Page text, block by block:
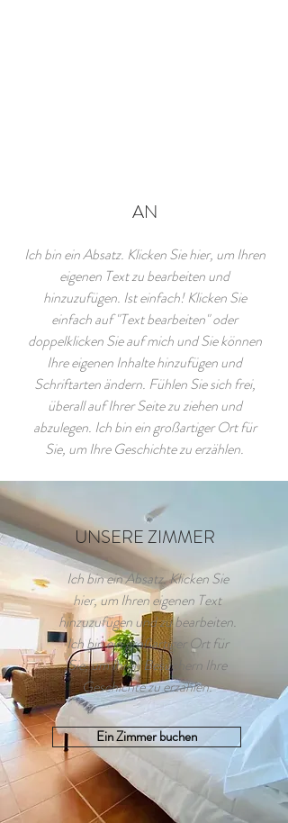
AN
Ich bin ein Absatz. Klicken Sie hier, um Ihren
eigenen Text zu bearbeiten und
hinzuzufügen. Ist einfach! Klicken Sie
einfach auf "Text bearbeiten" oder
doppelklicken Sie auf mich und Sie können
Ihre eigenen Inhalte hinzufügen und
Schriftarten ändern. Fühlen Sie sich frei,
überall auf Ihrer Seite zu ziehen und
abzulegen. Ich bin ein großartiger Ort für
Sie, um Ihre Geschichte zu erzählen.​
UNSERE ZIMMER
Ich bin ein Absatz. Klicken Sie
hier, um Ihren eigenen Text
hinzuzufügen und zu bearbeiten.
Ich bin ein großartiger Ort für
Sie, um Ihren Besuchern Ihre
Geschichte zu erzählen.
Ein Zimmer buchen